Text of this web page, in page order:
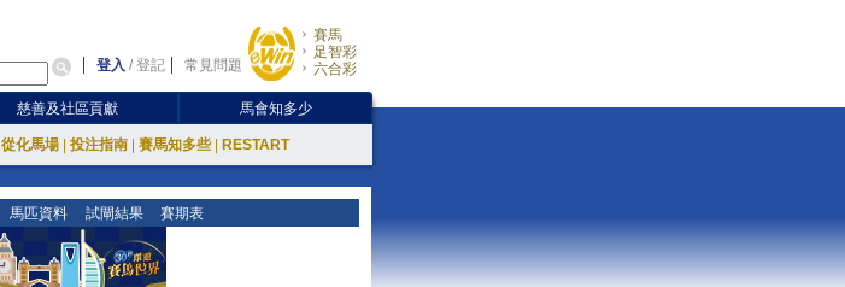
登入 /登記 常見問題
賽馬
足智彩
六合彩
慈善及社區貢獻 馬會知多少
從化馬場 投注指南 賽馬知多些 RESTART
馬匹資料 試閘結果 賽期表